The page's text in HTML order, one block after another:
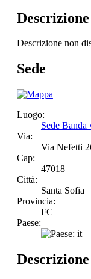
Descrizione
Descrizione non
Sede
Luogo:
Sede Banda
Via:
Via Nefetti
Cap:
47018
Città:
Santa Sofia
Provincia:
FC
Paese:
Descrizione